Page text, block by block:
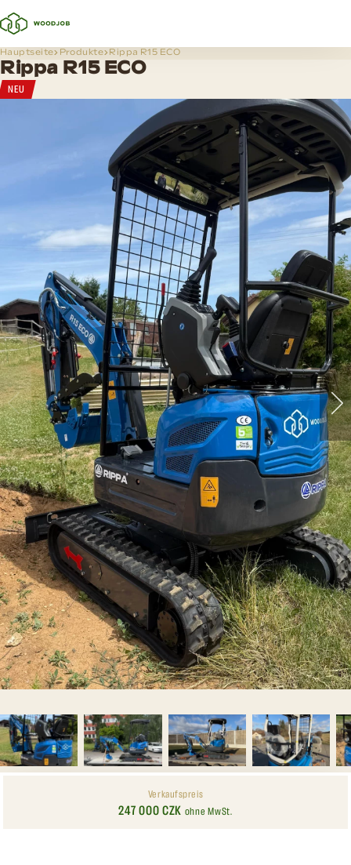
Hauptseite Produkte Rippa R15 ECO
Rippa R15 ECO
NEU
Verkaufspreis
247 000 CZK ohne MwSt.